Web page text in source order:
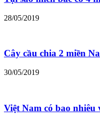
28/05/2019
Cây cầu chia 2 miền
30/05/2019
Việt Nam có bao nhiêu